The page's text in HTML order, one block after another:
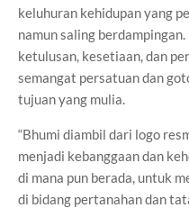
keluhuran kehidupan yang
namun saling
ketulusan, kesetiaan, dan
semangat persatuan dan
tujuan yang mulia.
“Bhumi diambil dari logo
menjadi kebanggaan dan
di mana pun berada, untuk
di bidang pertanahan dan